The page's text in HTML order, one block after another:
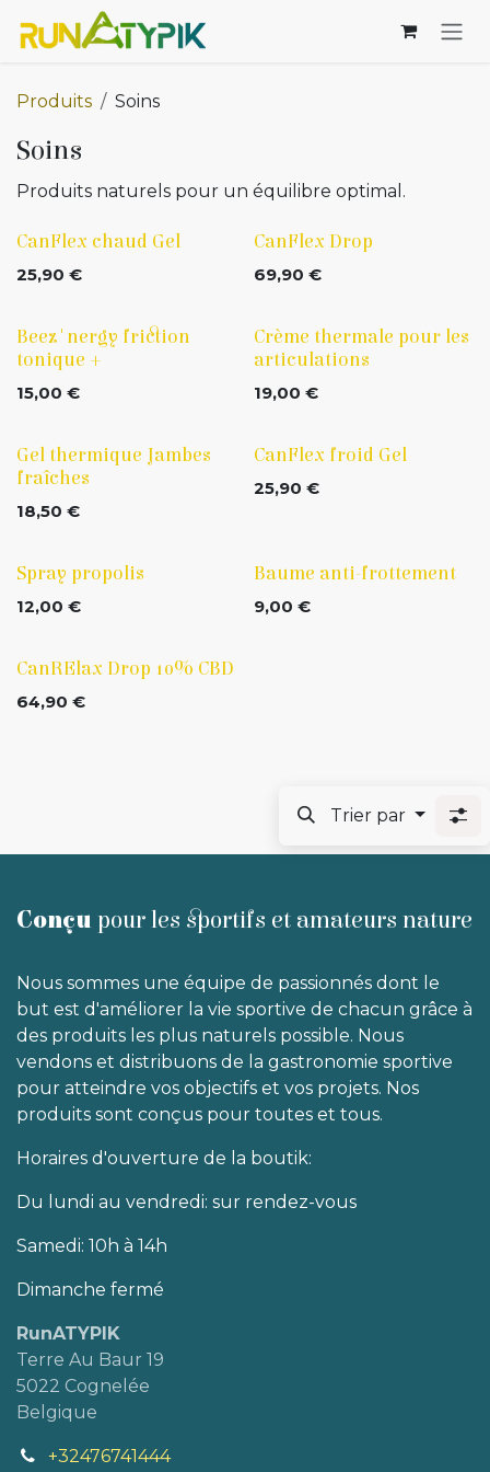
Se rendre au contenu
Produits Soins
Soins
Produits naturels pour un équilibre optimal.
CanFlex chaud Gel
25,90 €
CanFlex Drop
69,90 €
Beez'nergy friction
tonique +
15,00 €
Crème thermale pour les
articulations
19,00 €
Gel thermique Jambes
fraîches
18,50 €
CanFlex froid Gel
25,90 €
Spray propolis
12,00 €
Baume anti-frottement
9,00 €
CanRElax Drop 10% CBD
64,90 €
Trier par
Conçu pour les sportifs et amateurs nature
Nous sommes une équipe de passionnés dont le
but est d'améliorer la vie sportive de chacun grâce à
des produits les plus naturels possible. Nous
vendons et distribuons de la gastronomie sportive
pour atteindre vos objectifs et vos projets. Nos
produits sont conçus pour toutes et tous.
Horaires d'ouverture de la boutik:
Du lundi au vendredi: sur rendez-vous
Samedi: 10h à 14h
Dimanche fermé
RunATYPIK
Terre Au Baur 19
5022 Cognelée
Belgique
+32476741444